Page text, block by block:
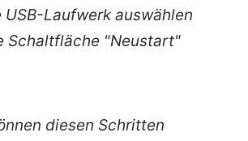
Laufwerk auswählen
Schaltfläche "Neustart"
diesen Schritten